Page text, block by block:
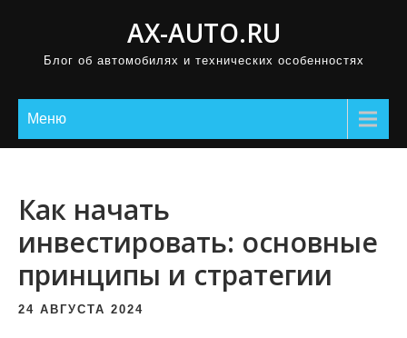
AX-AUTO.RU
Блог об автомобилях и технических особенностях
Меню
Как начать
инвестировать: основные
принципы и стратегии
24 АВГУСТА 2024